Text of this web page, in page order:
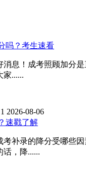
吗？考生速看
！成考照顾加分是
家......
2026-08-06
速戳了解
录的降分受哪些因
话，降......